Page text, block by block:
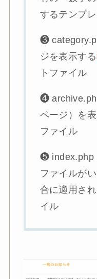
するテンプ
❸
ジを表示する
トファイル
❹
ページ）を
ファイル
❺ index.php
ファイルが
合に適用さ
イル